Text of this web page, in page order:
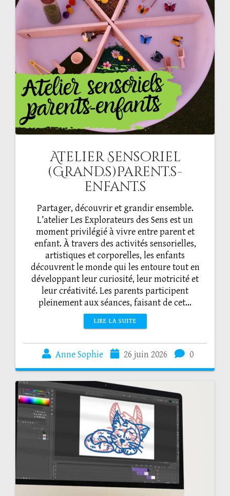
Atelier Sensoriel
(Grand.s)Parent.s-
enfant.s
Partager, découvrir et grandir ensemble.
L’atelier Les Explorateurs des Sens est un
moment privilégié à vivre entre parent et
enfant. À travers des activités sensorielles,
artistiques et corporelles, les enfants
découvrent le monde qui les entoure tout en
développant leur curiosité, leur motricité et
leur créativité. Les parents participent
pleinement aux séances, faisant de cet…
LIRE LA SUITE
Anne Sophie 26 juin 2026 0